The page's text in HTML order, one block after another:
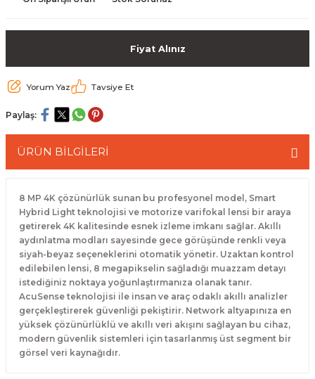
Fiyat Alınız
Yorum Yaz Tavsiye Et
Paylaş:
ÜRÜN BİLGİLERİ
8 MP 4K çözünürlük sunan bu profesyonel model, Smart
Hybrid Light teknolojisi ve motorize varifokal lensi bir araya
getirerek 4K kalitesinde esnek izleme imkanı sağlar. Akıllı
aydınlatma modları sayesinde gece görüşünde renkli veya
siyah-beyaz seçeneklerini otomatik yönetir. Uzaktan kontrol
edilebilen lensi, 8 megapikselin sağladığı muazzam detayı
istediğiniz noktaya yoğunlaştırmanıza olanak tanır.
AcuSense teknolojisi ile insan ve araç odaklı akıllı analizler
gerçekleştirerek güvenliği pekiştirir. Network altyapınıza en
yüksek çözünürlüklü ve akıllı veri akışını sağlayan bu cihaz,
modern güvenlik sistemleri için tasarlanmış üst segment bir
görsel veri kaynağıdır.